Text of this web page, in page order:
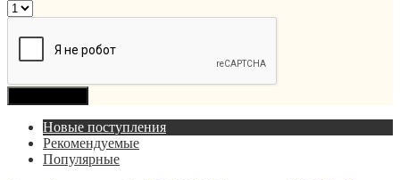
Новые поступления
Рекомендуемые
Популярные